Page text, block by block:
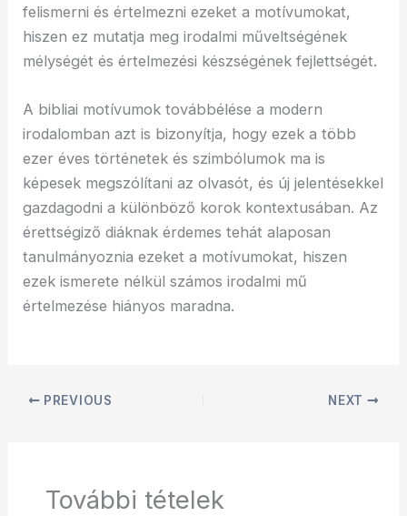
felismerni és értelmezni ezeket a motívumokat,
hiszen ez mutatja meg irodalmi műveltségének
mélységét és értelmezési készségének fejlettségét.
A bibliai motívumok továbbélése a modern
irodalomban azt is bizonyítja, hogy ezek a több
ezer éves történetek és szimbólumok ma is
képesek megszólítani az olvasót, és új jelentésekkel
gazdagodni a különböző korok kontextusában. Az
érettségiző diáknak érdemes tehát alaposan
tanulmányoznia ezeket a motívumokat, hiszen
ezek ismerete nélkül számos irodalmi mű
értelmezése hiányos maradna.
PREVIOUS NEXT
További tételek